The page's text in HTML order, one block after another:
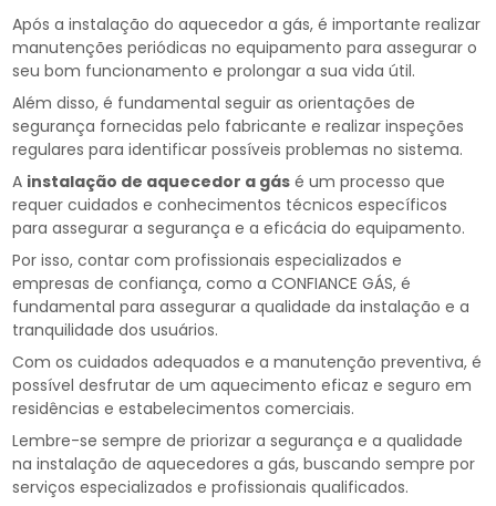
Após a instalação do aquecedor a gás, é importante realizar
manutenções periódicas no equipamento para assegurar o
seu bom funcionamento e prolongar a sua vida útil.
Além disso, é fundamental seguir as orientações de
segurança fornecidas pelo fabricante e realizar inspeções
regulares para identificar possíveis problemas no sistema.
A instalação de aquecedor a gás é um processo que
requer cuidados e conhecimentos técnicos específicos
para assegurar a segurança e a eficácia do equipamento.
Por isso, contar com profissionais especializados e
empresas de confiança, como a CONFIANCE GÁS, é
fundamental para assegurar a qualidade da instalação e a
tranquilidade dos usuários.
Com os cuidados adequados e a manutenção preventiva, é
possível desfrutar de um aquecimento eficaz e seguro em
residências e estabelecimentos comerciais.
Lembre-se sempre de priorizar a segurança e a qualidade
na instalação de aquecedores a gás, buscando sempre por
serviços especializados e profissionais qualificados.